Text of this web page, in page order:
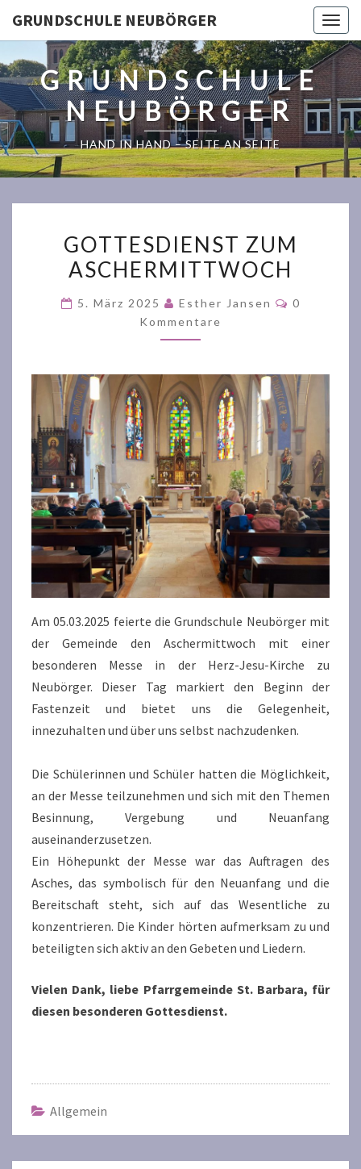
GRUNDSCHULE NEUBÖRGER
GRUNDSCHULE
NEUBÖRGER
HAND IN HAND – SEITE AN SEITE
ZUM
ASCHERMITTWOCH
GOTTESDIENST ZUM
ASCHERMITTWOCH
5. März 2025 Esther Jansen
0
Kommentare
Am 05.03.2025 feierte die Grundschule Neubörger mit
der Gemeinde den Aschermittwoch mit einer
besonderen Messe in der Herz-Jesu-Kirche zu
Neubörger. Dieser Tag markiert den Beginn der
Fastenzeit und bietet uns die Gelegenheit,
innezuhalten und über uns selbst nachzudenken.
Die Schülerinnen und Schüler hatten die Möglichkeit,
an der Messe teilzunehmen und sich mit den Themen
Besinnung, Vergebung und Neuanfang
auseinanderzusetzen.
Ein Höhepunkt der Messe war das Auftragen des
Asches, das symbolisch für den Neuanfang und die
Bereitschaft steht, sich auf das Wesentliche zu
konzentrieren. Die Kinder hörten aufmerksam zu und
beteiligten sich aktiv an den Gebeten und Liedern.
Vielen Dank, liebe Pfarrgemeinde St. Barbara, für
diesen besonderen Gottesdienst.
Allgemein